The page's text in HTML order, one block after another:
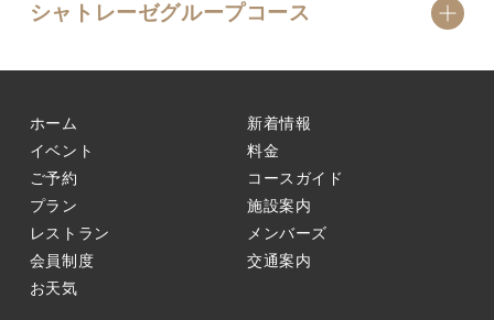
シャトレーゼグループコース
ホーム
新着情報
イベント
料金
ご予約
コースガイド
プラン
施設案内
レストラン
メンバーズ
会員制度
交通案内
お天気